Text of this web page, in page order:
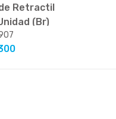
Retractil
(Br)